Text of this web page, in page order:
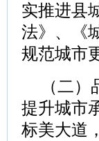
实推进县
法》、《
规范城市
（二
提升城市
标美大道